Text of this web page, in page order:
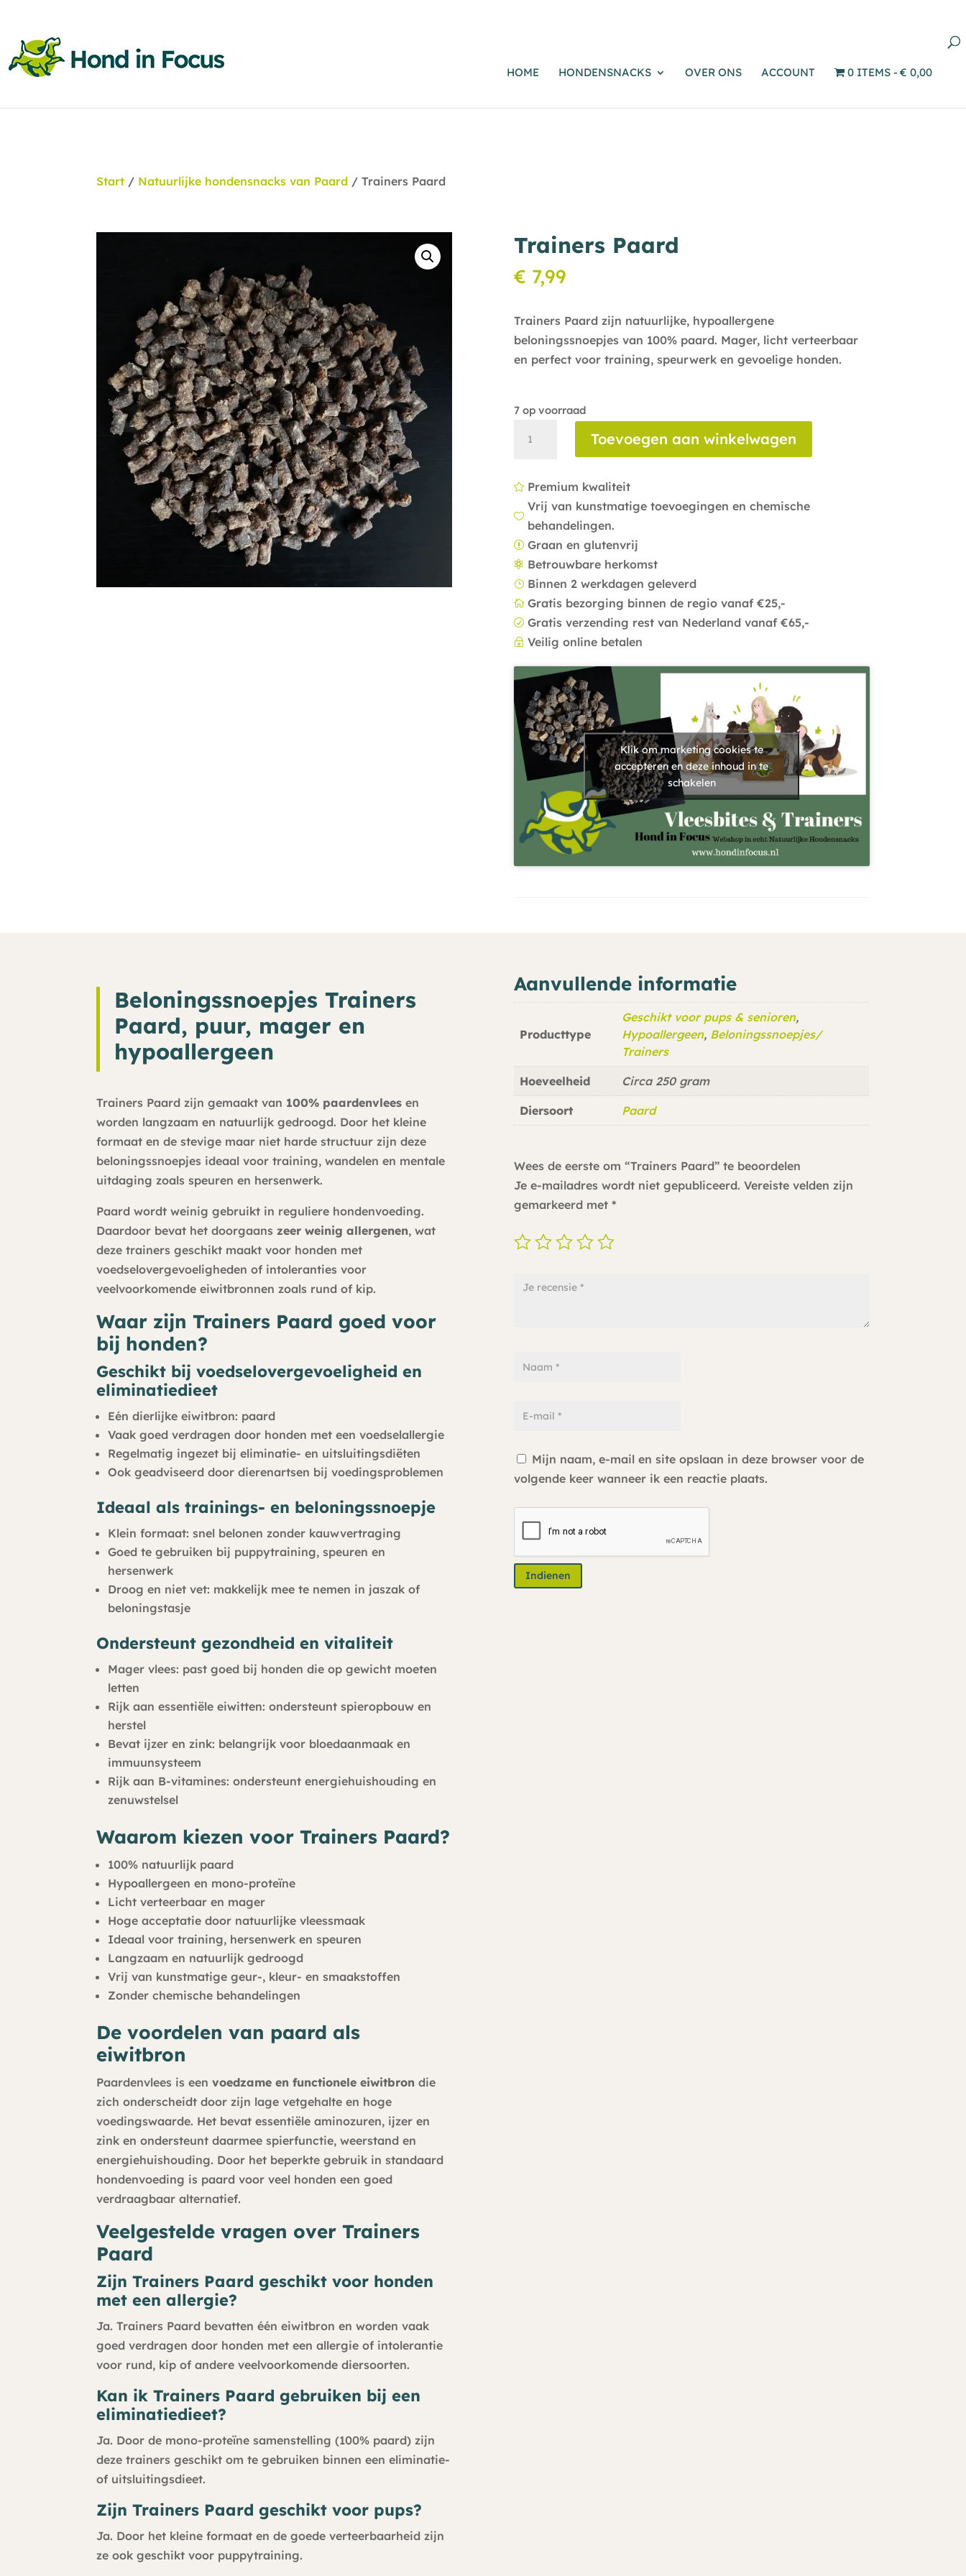
HOME HONDENSNACKS OVER ONS ACCOUNT 0 ITEMS € 0,00
Start / Natuurlijke hondensnacks van Paard / Trainers Paard
Trainers Paard
€ 7,99
Trainers Paard zijn natuurlijke, hypoallergene
beloningssnoepjes van 100% paard. Mager, licht verteerbaar
en perfect voor training, speurwerk en gevoelige honden.
7 op voorraad
Paard
Toevoegen aan winkelwagen
 Premium kwaliteit

Vrij van kunstmatige toevoegingen en chemische
behandelingen.
r Graan en glutenvrij
 Betrouwbare herkomst
} Binnen 2 werkdagen geleverd
 Gratis bezorging binnen de regio vanaf €25,-
R Gratis verzending rest van Nederland vanaf €65,-
~ Veilig online betalen
Klik om marketing cookies te
accepteren en deze inhoud in te
schakelen
Beloningssnoepjes Trainers
Paard, puur, mager en
hypoallergeen
Trainers Paard zijn gemaakt van 100% paardenvlees en
worden langzaam en natuurlijk gedroogd. Door het kleine
formaat en de stevige maar niet harde structuur zijn deze
beloningssnoepjes ideaal voor training, wandelen en mentale
uitdaging zoals speuren en hersenwerk.
Paard wordt weinig gebruikt in reguliere hondenvoeding.
Daardoor bevat het doorgaanszeer weinig allergenen, wat
deze trainers geschikt maakt voor honden met
voedselovergevoeligheden of intoleranties voor
veelvoorkomende eiwitbronnen zoals rund of kip.
Waar zijn Trainers Paard goed voor
bij honden?
Geschikt bij voedselovergevoeligheid en
eliminatiedieet
Eén dierlijke eiwitbron: paard
Vaak goed verdragen door honden met een voedselallergie
Regelmatig ingezet bij eliminatie- en uitsluitingsdiëten
Ook geadviseerd door dierenartsen bij voedingsproblemen
Ideaal als trainings- en beloningssnoepje
Klein formaat: snel belonen zonder kauwvertraging
Goed te gebruiken bij puppytraining, speuren en
hersenwerk
Droog en niet vet: makkelijk mee te nemen in jaszak of
beloningstasje
Ondersteunt gezondheid en vitaliteit
Mager vlees: past goed bij honden die op gewicht moeten
letten
Rijk aan essentiële eiwitten: ondersteunt spieropbouw en
herstel
Bevat ijzer en zink: belangrijk voor bloedaanmaak en
immuunsysteem
Rijk aan B-vitamines: ondersteunt energiehuishouding en
zenuwstelsel
Waarom kiezen voor Trainers Paard?
100% natuurlijk paard
Hypoallergeen en mono-proteïne
Licht verteerbaar en mager
Hoge acceptatie door natuurlijke vleessmaak
Ideaal voor training, hersenwerk en speuren
Langzaam en natuurlijk gedroogd
Vrij van kunstmatige geur-, kleur- en smaakstoffen
Zonder chemische behandelingen
De voordelen van paard als
eiwitbron
Paardenvlees is eenvoedzame en functionele eiwitbron die
zich onderscheidt door zijn lage vetgehalte en hoge
voedingswaarde. Het bevat essentiële aminozuren, ijzer en
zink en ondersteunt daarmee spierfunctie, weerstand en
energiehuishouding. Door het beperkte gebruik in standaard
hondenvoeding is paard voor veel honden een goed
verdraagbaar alternatief.
Veelgestelde vragen over Trainers
Paard
Zijn Trainers Paard geschikt voor honden
met een allergie?
Ja. Trainers Paard bevatten één eiwitbron en worden vaak
goed verdragen door honden met een allergie of intolerantie
voor rund, kip of andere veelvoorkomende diersoorten.
Kan ik Trainers Paard gebruiken bij een
eliminatiedieet?
Ja. Door de mono-proteïne samenstelling (100% paard) zijn
deze trainers geschikt om te gebruiken binnen een eliminatie-
of uitsluitingsdieet.
Zijn Trainers Paard geschikt voor pups?
Ja. Door het kleine formaat en de goede verteerbaarheid zijn
ze ook geschikt voor puppytraining.
Aanvullende informatie
Producttype
Geschikt voor pups & senioren,
Hypoallergeen, Beloningssnoepjes/
Trainers
Hoeveelheid Circa 250 gram
Diersoort Paard
Wees de eerste om “Trainers Paard” te beoordelen
Je e-mailadres wordt niet gepubliceerd. Vereiste velden zijn
gemarkeerd met *
Mijn naam, e-mail en site opslaan in deze browser voor de
volgende keer wanneer ik een reactie plaats.
Indienen